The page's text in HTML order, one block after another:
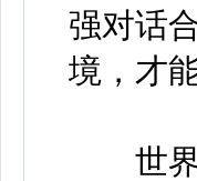
强对话
境，才
世界